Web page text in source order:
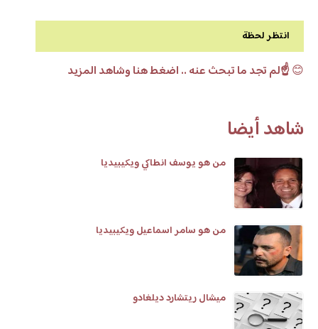
انتظر لحظة
😊☝️لم تجد ما تبحث عنه .. اضغط هنا وشاهد المزيد
شاهد أيضا
من هو يوسف انطاكي ويكيبيديا
من هو سامر اسماعيل ويكيبيديا
ميشال ريتشارد ديلغادو